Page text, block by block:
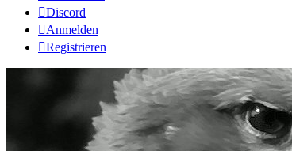
Discord
Anmelden
Registrieren